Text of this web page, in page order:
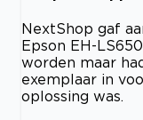
NextShop gaf
Epson EH-
worden maar
exemplaar in
oplossing was.